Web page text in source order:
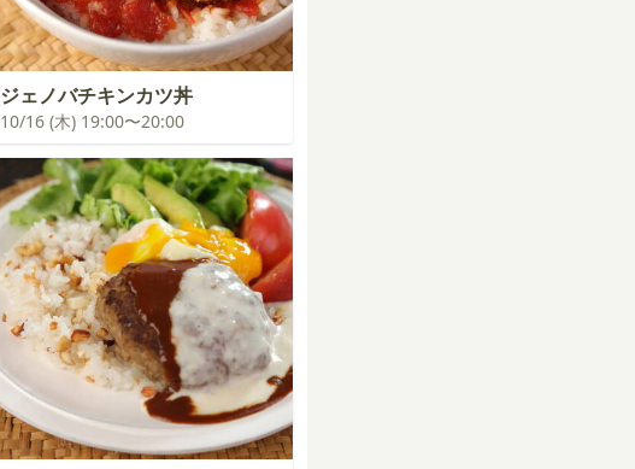
ジェノバチキンカツ丼
10/16 (木) 19:00〜20:00